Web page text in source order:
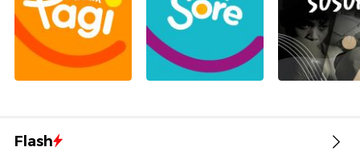
Flash